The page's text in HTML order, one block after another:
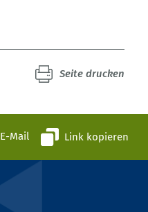
Seite drucken
E-Mail Link kopieren